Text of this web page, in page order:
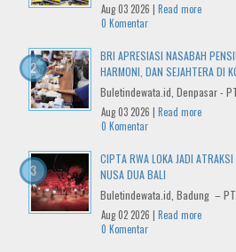
Aug 03 2026 | Read more
0 Komentar
BRI APRESIASI NASABAH
HARMONI, DAN SEJAHTERA DI
Buletindewata.id, Denpasar -
Aug 03 2026 | Read more
0 Komentar
CIPTA RWA LOKA JADI
NUSA DUA BALI
Buletindewata.id, Badung – PT...
Aug 02 2026 | Read more
0 Komentar